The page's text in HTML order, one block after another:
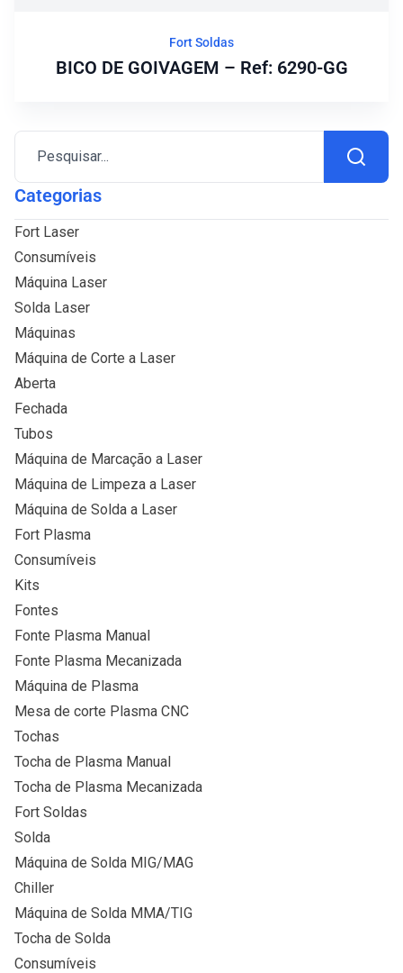
Fort Soldas
BICO DE GOIVAGEM – Ref: 6290-GG
Pesquisar...
Categorias
Fort Laser
Consumíveis
Máquina Laser
Solda Laser
Máquinas
Máquina de Corte a Laser
Aberta
Fechada
Tubos
Máquina de Marcação a Laser
Máquina de Limpeza a Laser
Máquina de Solda a Laser
Fort Plasma
Consumíveis
Kits
Fontes
Fonte Plasma Manual
Fonte Plasma Mecanizada
Máquina de Plasma
Mesa de corte Plasma CNC
Tochas
Tocha de Plasma Manual
Tocha de Plasma Mecanizada
Fort Soldas
Solda
Máquina de Solda MIG/MAG
Chiller
Máquina de Solda MMA/TIG
Tocha de Solda
Consumíveis